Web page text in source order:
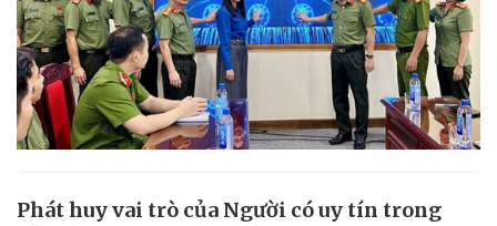
Phát huy vai trò của Người có uy tín trong